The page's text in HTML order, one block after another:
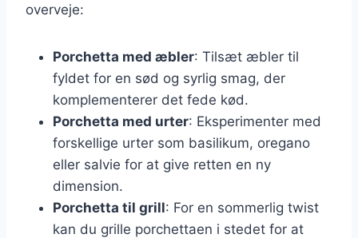
overveje:
Porchetta med æbler: Tilsæt æbler til
fyldet for en sød og syrlig smag, der
komplementerer det fede kød.
Porchetta med urter: Eksperimenter med
forskellige urter som basilikum, oregano
eller salvie for at give retten en ny
dimension.
Porchetta til grill: For en sommerlig twist
kan du grille porchettaen i stedet for at